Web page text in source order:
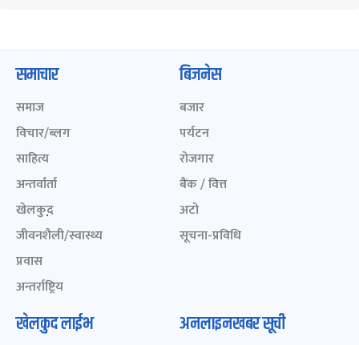
समाचार
समाज
विचार/ब्लग
साहित्य
अन्तर्वार्ता
खेलकुद़़
जीवनशैली/स्वास्थ्य
प्रवास
अन्तर्राष्ट्रिय
बिजनेस
बजार
पर्यटन
रोजगार
बैंक / वित्त
अटो
सूचना-प्रविधि
खेलकुद लाईभ अनलाइनखबर सूची